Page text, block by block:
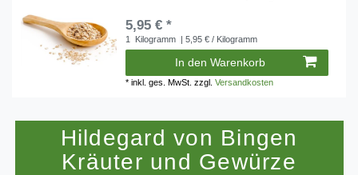
5,95 € *
1 Kilogramm | 5,95 € / Kilogramm
In den Warenkorb
*inkl. ges. MwSt. zzgl.Versandkosten
Hildegard von Bingen
Kräuter und Gewürze